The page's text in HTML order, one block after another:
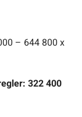
– 644 800 x
322 400